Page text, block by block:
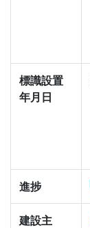
標識設置
年月日
進捗
建設主